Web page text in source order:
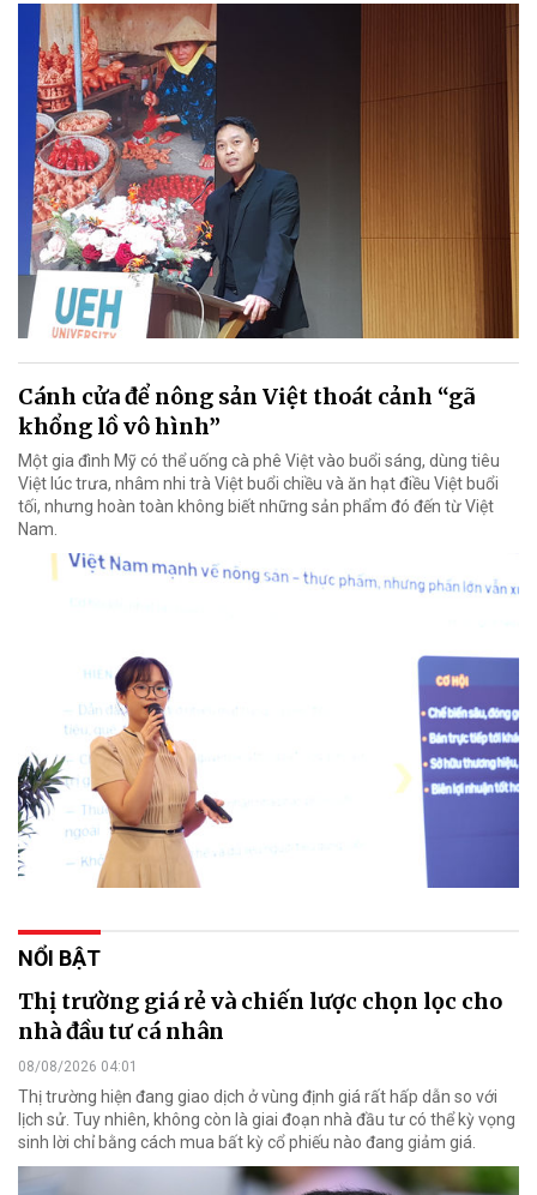
Cánh cửa để nông sản Việt thoát cảnh “gã
khổng lồ vô hình”
Một gia đình Mỹ có thể uống cà phê Việt vào buổi sáng, dùng tiêu
Việt lúc trưa, nhâm nhi trà Việt buổi chiều và ăn hạt điều Việt buổi
tối, nhưng hoàn toàn không biết những sản phẩm đó đến từ Việt
Nam.
NỔI BẬT
Thị trường giá rẻ và chiến lược chọn lọc cho
nhà đầu tư cá nhân
08/08/2026 04:01
Thị trường hiện đang giao dịch ở vùng định giá rất hấp dẫn so với
lịch sử. Tuy nhiên, không còn là giai đoạn nhà đầu tư có thể kỳ vọng
sinh lời chỉ bằng cách mua bất kỳ cổ phiếu nào đang giảm giá.